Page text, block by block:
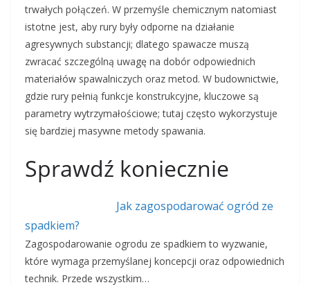
trwałych połączeń. W przemyśle chemicznym natomiast
istotne jest, aby rury były odporne na działanie
agresywnych substancji; dlatego spawacze muszą
zwracać szczególną uwagę na dobór odpowiednich
materiałów spawalniczych oraz metod. W budownictwie,
gdzie rury pełnią funkcje konstrukcyjne, kluczowe są
parametry wytrzymałościowe; tutaj często wykorzystuje
się bardziej masywne metody spawania.
Sprawdź koniecznie
Jak zagospodarować ogród ze
spadkiem?
Zagospodarowanie ogrodu ze spadkiem to wyzwanie,
które wymaga przemyślanej koncepcji oraz odpowiednich
technik. Przede wszystkim…